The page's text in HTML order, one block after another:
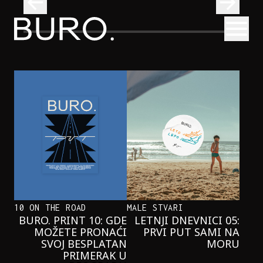
BURO.
ONAJ JEDAN PROIZVOD KOJI
STALNO SELIMO SA POLICE U
TORBE
10 ON THE ROAD
BURO. PRINT 10: GDE
MOŽETE PRONAĆI
SVOJ BESPLATAN
PRIMERAK U
MALE STVARI
LETNJI DNEVNICI 05:
PRVI PUT SAMI NA
MORU